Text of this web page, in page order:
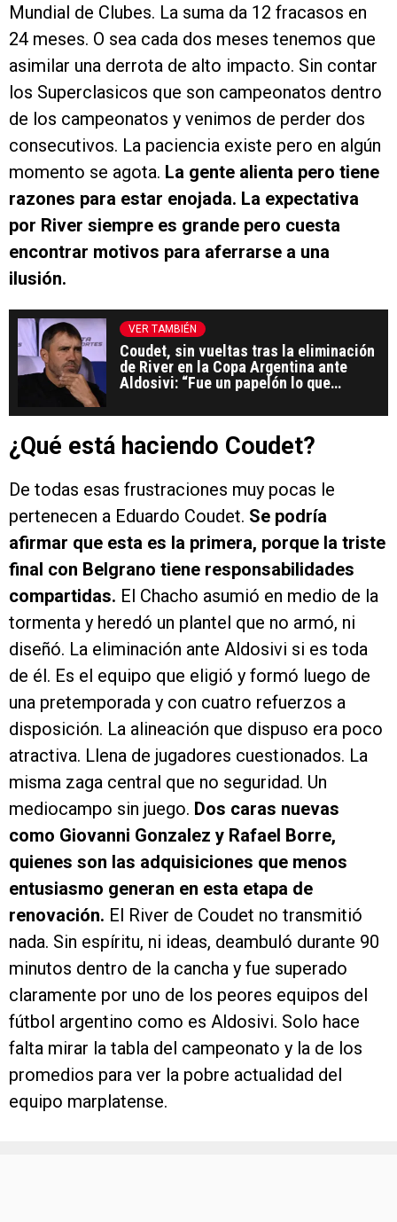
Mundial de Clubes. La suma da 12 fracasos en
24 meses. O sea cada dos meses tenemos que
asimilar una derrota de alto impacto. Sin contar
los Superclasicos que son campeonatos dentro
de los campeonatos y venimos de perder dos
consecutivos. La paciencia existe pero en algún
momento se agota. La gente alienta pero tiene
razones para estar enojada. La expectativa
por River siempre es grande pero cuesta
encontrar motivos para aferrarse a una
ilusión.
VER TAMBIÉN
Coudet, sin vueltas tras la eliminación
de River en la Copa Argentina ante
Aldosivi: “Fue un papelón lo que
¿Qué está haciendo Coudet?
De todas esas frustraciones muy pocas le
pertenecen a Eduardo Coudet. Se podría
afirmar que esta es la primera, porque la triste
final con Belgrano tiene responsabilidades
compartidas. El Chacho asumió en medio de la
tormenta y heredó un plantel que no armó, ni
diseñó. La eliminación ante Aldosivi si es toda
de él. Es el equipo que eligió y formó luego de
una pretemporada y con cuatro refuerzos a
disposición. La alineación que dispuso era poco
atractiva. Llena de jugadores cuestionados. La
misma zaga central que no seguridad. Un
mediocampo sin juego. Dos caras nuevas
como Giovanni Gonzalez y Rafael Borre,
quienes son las adquisiciones que menos
entusiasmo generan en esta etapa de
renovación. El River de Coudet no transmitió
nada. Sin espíritu, ni ideas, deambuló durante 90
minutos dentro de la cancha y fue superado
claramente por uno de los peores equipos del
fútbol argentino como es Aldosivi. Solo hace
falta mirar la tabla del campeonato y la de los
promedios para ver la pobre actualidad del
equipo marplatense.